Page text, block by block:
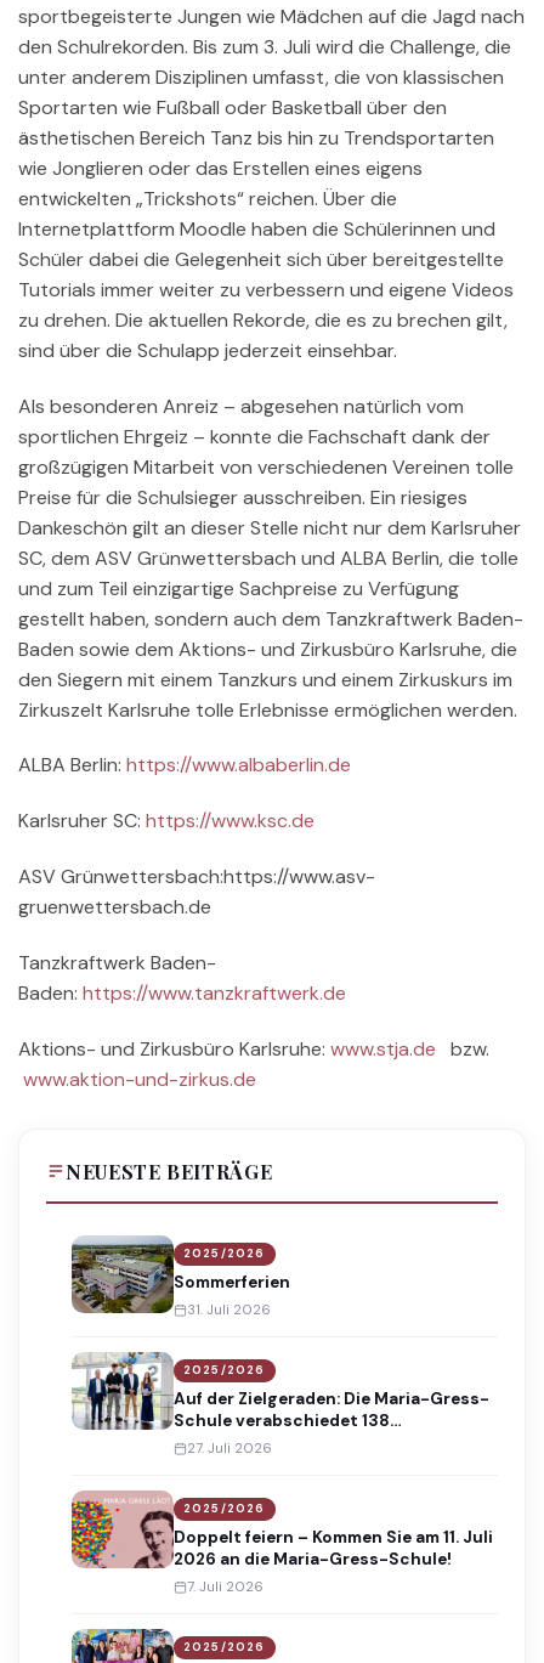
sportbegeisterte Jungen wie Mädchen auf die Jagd nach
den Schulrekorden. Bis zum 3. Juli wird die Challenge, die
unter anderem Disziplinen umfasst, die von klassischen
Sportarten wie Fußball oder Basketball über den
ästhetischen Bereich Tanz bis hin zu Trendsportarten
wie Jonglieren oder das Erstellen eines eigens
entwickelten „Trickshots“ reichen. Über die
Internetplattform Moodle haben die Schülerinnen und
Schüler dabei die Gelegenheit sich über bereitgestellte
Tutorials immer weiter zu verbessern und eigene Videos
zu drehen. Die aktuellen Rekorde, die es zu brechen gilt,
sind über die Schulapp jederzeit einsehbar.
Als besonderen Anreiz – abgesehen natürlich vom
sportlichen Ehrgeiz – konnte die Fachschaft dank der
großzügigen Mitarbeit von verschiedenen Vereinen tolle
Preise für die Schulsieger ausschreiben. Ein riesiges
Dankeschön gilt an dieser Stelle nicht nur dem Karlsruher
SC, dem ASV Grünwettersbach und ALBA Berlin, die tolle
und zum Teil einzigartige Sachpreise zu Verfügung
gestellt haben, sondern auch dem Tanzkraftwerk Baden-
Baden sowie dem Aktions- und Zirkusbüro Karlsruhe, die
den Siegern mit einem Tanzkurs und einem Zirkuskurs im
Zirkuszelt Karlsruhe tolle Erlebnisse ermöglichen werden.
ALBA Berlin: https://www.albaberlin.de
Karlsruher SC: https://www.ksc.de
ASV Grünwettersbach:https://www.asv-
gruenwettersbach.de
Tanzkraftwerk Baden-
Baden: https://www.tanzkraftwerk.de
Aktions- und Zirkusbüro Karlsruhe: www.stja.de bzw.
www.aktion-und-zirkus.de
NEUESTE BEITRÄGE
2025/2026
Sommerferien
31. Juli 2026
2025/2026
Auf der Zielgeraden: Die Maria-Gress-
Schule verabschiedet 138
Absolventinnen und Absolventen
27. Juli 2026
2025/2026
Doppelt feiern – Kommen Sie am 11. Juli
2026 an die Maria-Gress-Schule!
7. Juli 2026
2025/2026